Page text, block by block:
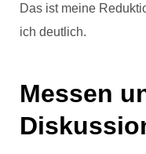
Das ist meine
ich deutlich.
Messen